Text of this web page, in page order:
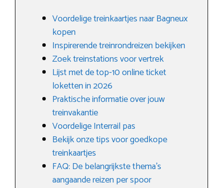
Voordelige treinkaartjes naar Bagneux
kopen
Inspirerende treinrondreizen bekijken
Zoek treinstations voor vertrek
Lijst met de top-10 online ticket
loketten in 2026
Praktische informatie over jouw
treinvakantie
Voordelige Interrail pas
Bekijk onze tips voor goedkope
treinkaartjes
FAQ: De belangrijkste thema’s
aangaande reizen per spoor